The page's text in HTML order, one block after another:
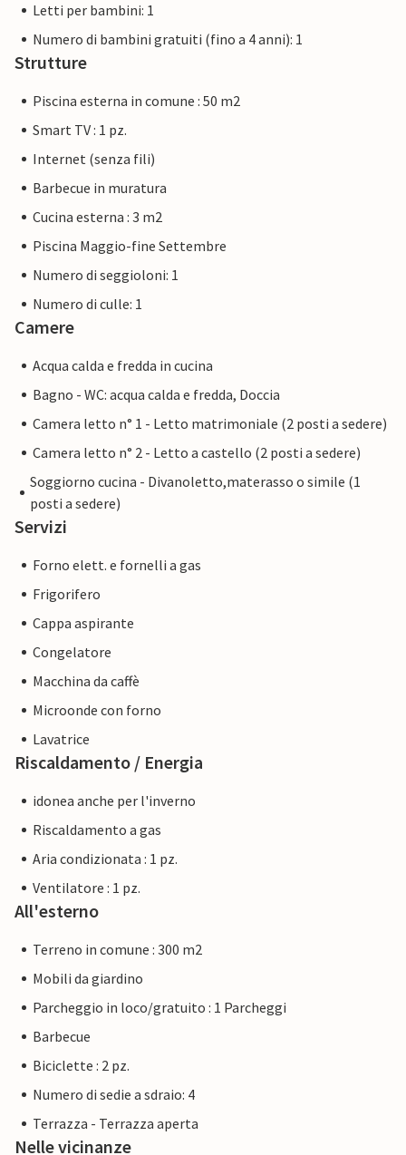
Letti per bambini: 1
Numero di bambini gratuiti (fino a 4 anni): 1
Strutture
Piscina esterna in comune : 50 m2
Smart TV : 1 pz.
Internet (senza fili)
Barbecue in muratura
Cucina esterna : 3 m2
Piscina Maggio-fine Settembre
Numero di seggioloni: 1
Numero di culle: 1
Camere
Acqua calda e fredda in cucina
Bagno - WC: acqua calda e fredda, Doccia
Camera letto n° 1 - Letto matrimoniale (2 posti a sedere)
Camera letto n° 2 - Letto a castello (2 posti a sedere)
Soggiorno cucina - Divanoletto,materasso o simile (1
posti a sedere)
Servizi
Forno elett. e fornelli a gas
Frigorifero
Cappa aspirante
Congelatore
Macchina da caffè
Microonde con forno
Lavatrice
Riscaldamento / Energia
idonea anche per l'inverno
Riscaldamento a gas
Aria condizionata : 1 pz.
Ventilatore : 1 pz.
All'esterno
Terreno in comune : 300 m2
Mobili da giardino
Parcheggio in loco/gratuito : 1 Parcheggi
Barbecue
Biciclette : 2 pz.
Numero di sedie a sdraio: 4
Terrazza - Terrazza aperta
Nelle vicinanze